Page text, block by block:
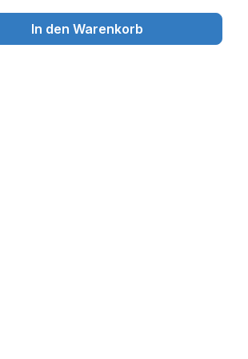
den gewünschten Wert
In den Warenkorb